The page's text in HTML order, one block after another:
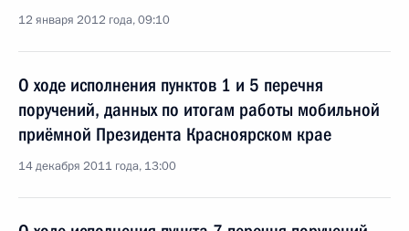
12 января 2012 года, 09:10
О ходе исполнения пунктов 1 и 5 перечня
поручений, данных по итогам работы мобильной
приёмной Президента Красноярском крае
14 декабря 2011 года, 13:00